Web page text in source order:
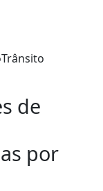
Trânsito
de
por